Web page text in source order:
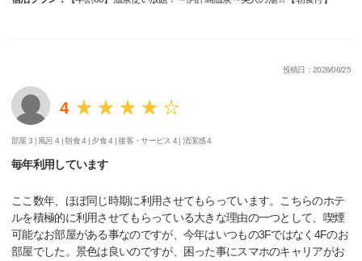
投稿日：2026/06/25
4
部屋 3 | 風呂 4 |朝食 4 | 夕食 4 |接客・サービス 4 |清潔感 4
毎年利用しています
ここ数年、ほぼ同じ時期に利用させてもらっています。こちらのホテ
ルを積極的に利用させてもらっている大きな理由の一つとして、喫煙
可能なお部屋がある事なのですが、今年はいつもの3Fではなく4Fのお
部屋でした。景色は良いのですが、困った事にスマホのキャリアがお